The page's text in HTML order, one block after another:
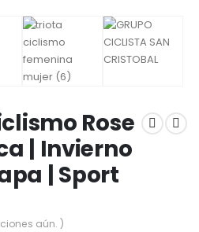
Rose
| Invierno
| Sport
aún. )